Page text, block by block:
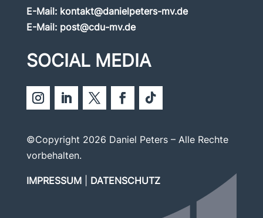
E-Mail: kontakt@danielpeters-mv.de
E-Mail: post@cdu-mv.de
SOCIAL MEDIA
©Copyright 2026 Daniel Peters – Alle Rechte
vorbehalten.
IMPRESSUM| DATENSCHUTZ